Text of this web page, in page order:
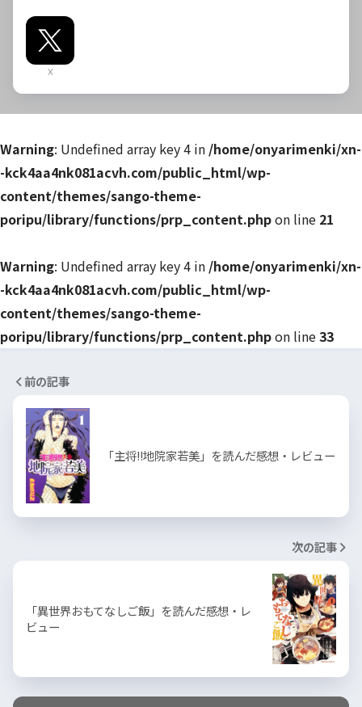
X
Warning: Undefined array key 4 in /home/onyarimenki/xn-
-kck4aa4nk081acvh.com/public_html/wp-
content/themes/sango-theme-
poripu/library/functions/prp_content.phpon line 21
Warning: Undefined array key 4 in /home/onyarimenki/xn-
-kck4aa4nk081acvh.com/public_html/wp-
content/themes/sango-theme-
poripu/library/functions/prp_content.phpon line33
前の記事
「主将!!地院家若美」を読んだ感想・レビュー
次の記事
「異世界おもてなしご飯」を読んだ感想・レ
ビュー